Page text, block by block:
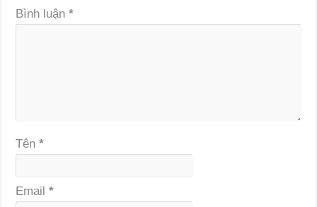
Bình luận*
Tên*
Email*